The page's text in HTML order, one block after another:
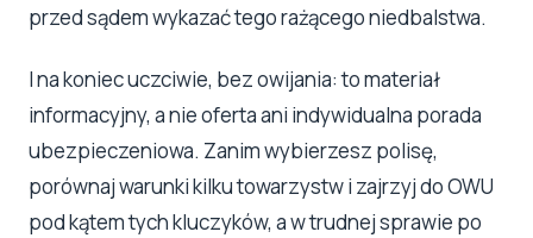
przed sądem wykazać tego rażącego niedbalstwa.
I na koniec uczciwie, bez owijania: to materiał
informacyjny, a nie oferta ani indywidualna porada
ubezpieczeniowa. Zanim wybierzesz polisę,
porównaj warunki kilku towarzystw i zajrzyj do OWU
pod kątem tych kluczyków, a w trudnej sprawie po